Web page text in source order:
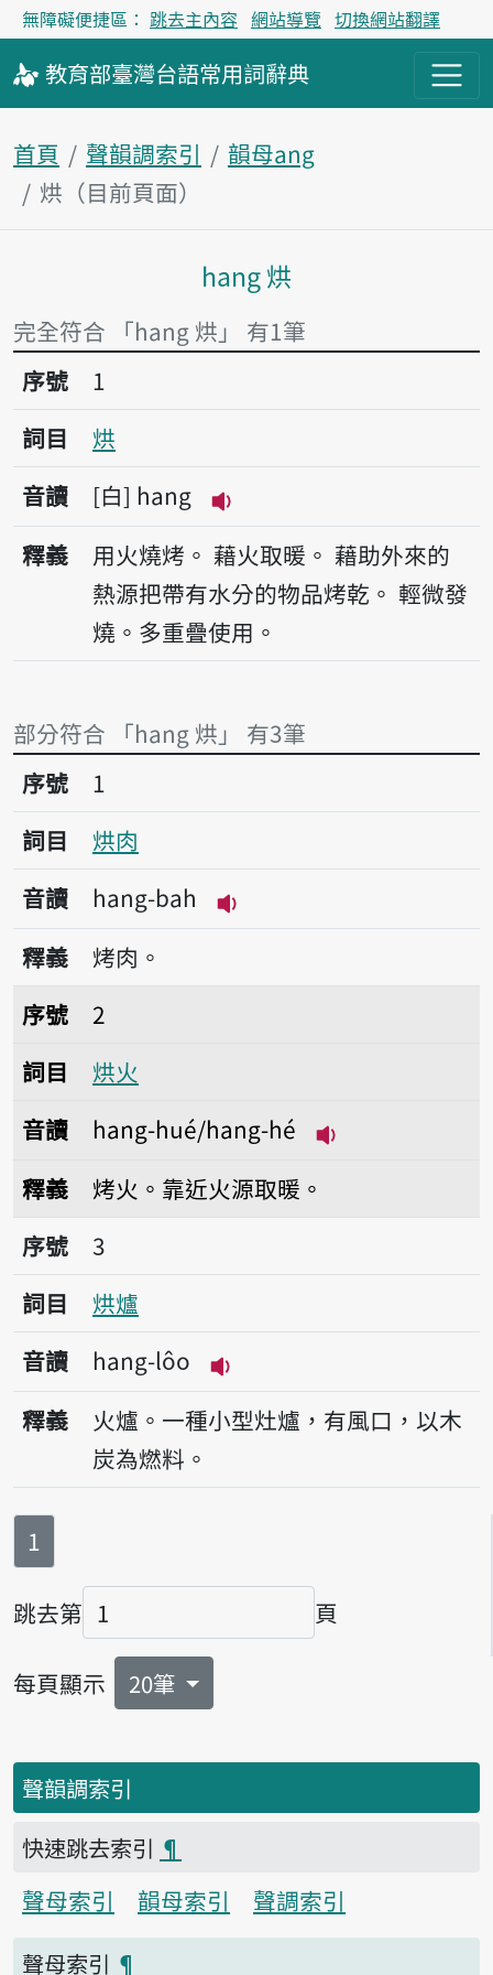
無障礙便捷區： 跳去主內容 網站導覽 切換網站翻譯
教育部臺灣台語常用詞辭典
首頁 聲韻調索引
韻母ang
烘（目前頁面）
主內容區塊
hang 烘
完全符合 「hang 烘」 有1筆
序號1烘
序號
1
詞目
烘
音讀
白 hang
播放音讀hang
釋義 用火燒烤。 藉火取暖。 藉助外來的
熱源把帶有水分的物品烤乾。 輕微發
燒。多重疊使用。
部分符合 「hang 烘」 有3筆
序號1烘肉
序號
1
詞目
烘肉
音讀
hang-bah
播放音讀hang-bah
釋義
烤肉。
序號2烘火
序號
2
詞目
烘火
音讀
hang-hué/hang-hé
釋義
烤火。靠近火源取暖。
序號3烘爐
序號
3
詞目
烘爐
音讀
hang-lôo
播放音讀hang-lôo
釋義
火爐。一種小型灶爐，有風口，以木
炭為燃料。
第
1
跳去第
頁碼
頁
每頁顯示 20筆
聲韻調索引
快速跳去索引 ¶
聲母索引
韻母索引
聲調索引
聲母索引 ¶